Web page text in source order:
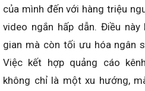
của mình đến với hàng triệu
video ngắn hấp dẫn. Điều
gian mà còn tối ưu hóa ngân
Việc kết hợp quảng cáo
không chỉ là một xu hướng,